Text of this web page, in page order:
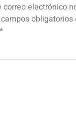
correo electrónico
obligatorios
*